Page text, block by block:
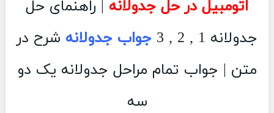
اتومبیل در حل جدولانه | راهنمای حل
جدولانه 1 , 2 , 3
جواب جدولانه شرح در
متن | جواب تمام مراحل جدولانه یک دو
سه